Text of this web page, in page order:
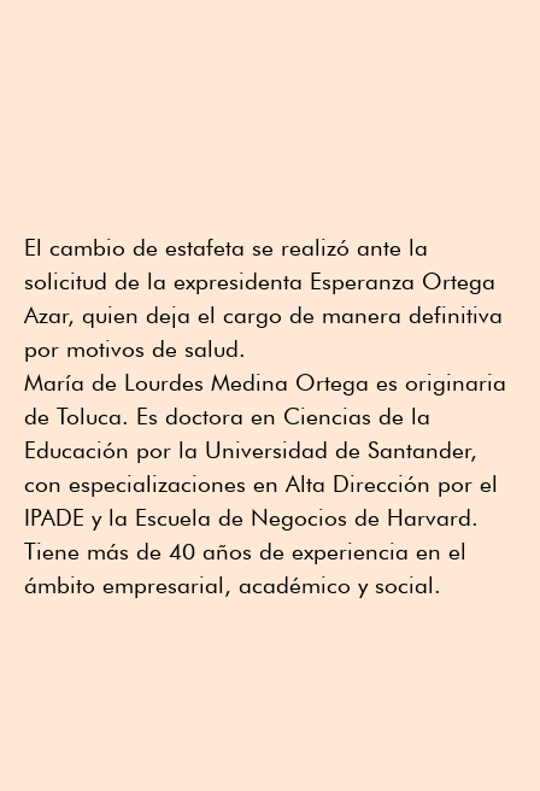
El cambio de estafeta se realizó ante la
solicitud de la expresidenta Esperanza Ortega
Azar, quien deja el cargo de manera definitiva
por motivos de salud.
María de Lourdes Medina Ortega es originaria
de Toluca. Es doctora en Ciencias de la
Educación por la Universidad de Santander,
con especializaciones en Alta Dirección por el
IPADE y la Escuela de Negocios de Harvard.
Tiene más de 40 años de experiencia en el
ámbito empresarial, académico y social.